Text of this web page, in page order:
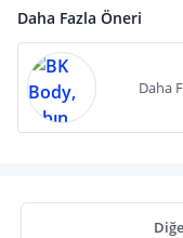
Daha Fazla Öneri
Daha